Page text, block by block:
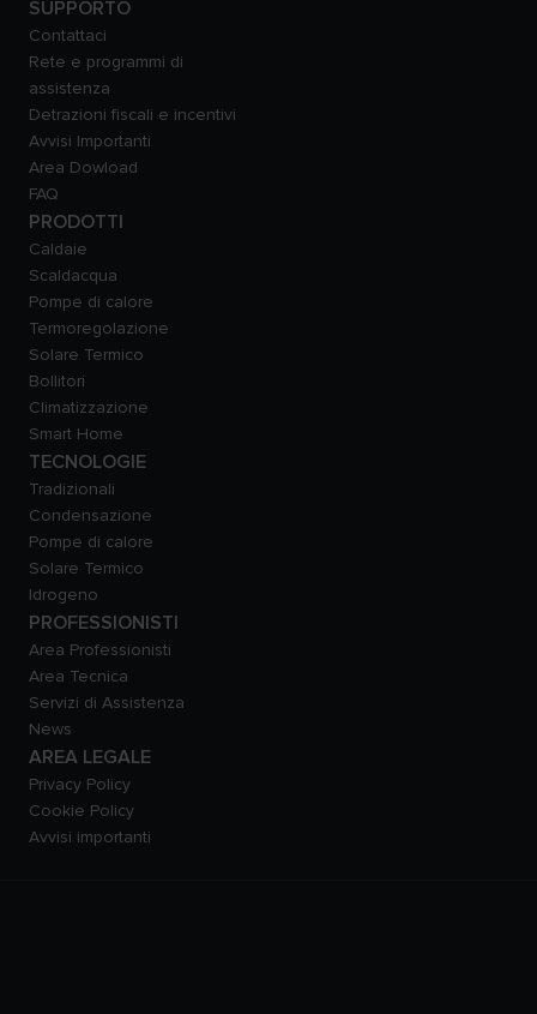
SUPPORTO
Contattaci
Rete e programmi di
assistenza
Detrazioni fiscali e incentivi
Avvisi Importanti
Area Dowload
FAQ
PRODOTTI
Caldaie
Scaldacqua
Pompe di calore
Termoregolazione
Solare Termico
Bollitori
Climatizzazione
Smart Home
TECNOLOGIE
Tradizionali
Condensazione
Pompe di calore
Solare Termico
Idrogeno
PROFESSIONISTI
Area Professionisti
Area Tecnica
Servizi di Assistenza
News
AREA LEGALE
Privacy Policy
Cookie Policy
Avvisi importanti